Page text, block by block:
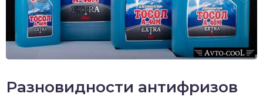
Разновидности антифризов